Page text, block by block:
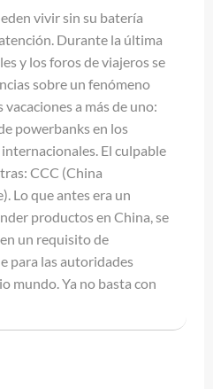
vivir sin su batería
Durante la última
y los foros de viajeros se
sobre un fenómeno
a más de uno:
powerbanks en los
El culpable
CCC (China
Lo que antes era un
productos en China, se
un requisito de
para las autoridades
mundo. Ya no basta con